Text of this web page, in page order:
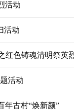
活动
活动
红色铸魂清明祭英
活动
年古村“焕新颜”